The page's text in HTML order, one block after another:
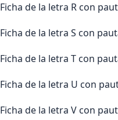
Ficha de la letra R con
Ficha de la letra S con
Ficha de la letra T con
Ficha de la letra U con
Ficha de la letra V con